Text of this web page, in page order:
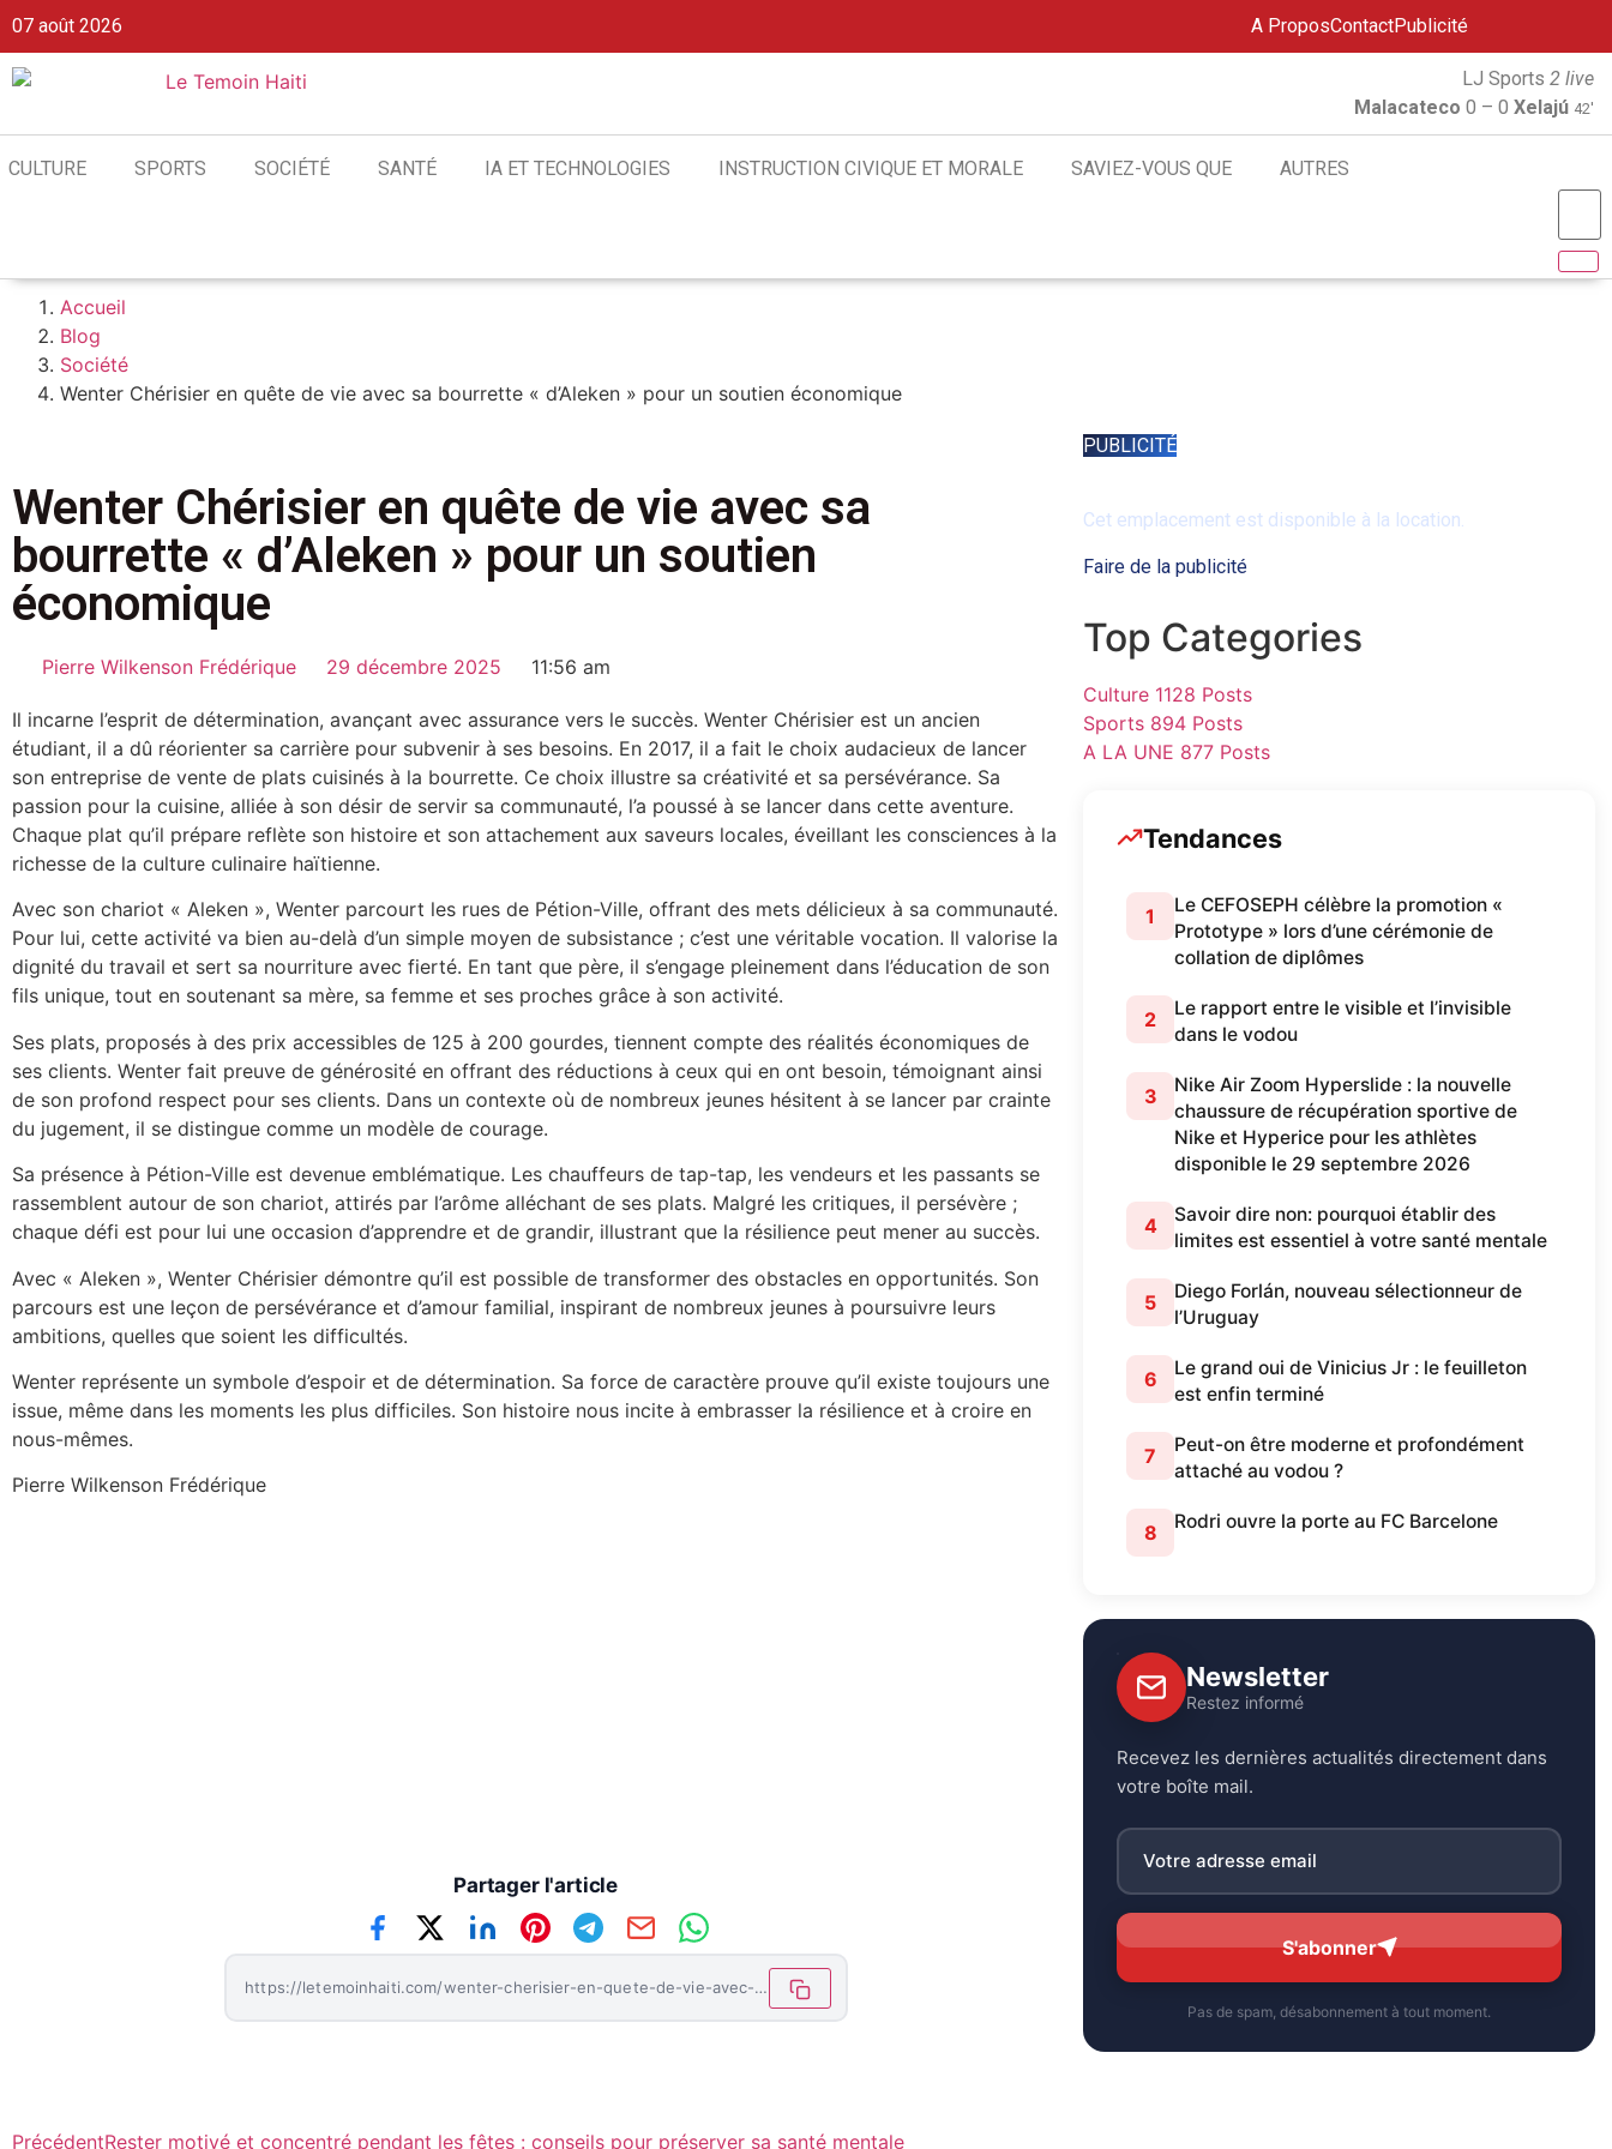
07 août 2026 A ProposContactPublicité
LJ Sports 2 live
Malacateco 0 – 0 Xelajú 42'
CULTURE SPORTS SOCIÉTÉ SANTÉ IA ET TECHNOLOGIES INSTRUCTION CIVIQUE ET MORALE SAVIEZ-VOUS QUE AUTRES
Accueil
Blog
Société
Wenter Chérisier en quête de vie avec sa bourrette « d’Aleken » pour un soutien économique
Wenter Chérisier en quête de vie avec sa
bourrette « d’Aleken » pour un soutien
économique
Pierre Wilkenson Frédérique 29 décembre 2025 11:56 am
Il incarne l’esprit de détermination, avançant avec assurance vers le succès. Wenter Chérisier est un ancien
étudiant, il a dû réorienter sa carrière pour subvenir à ses besoins. En 2017, il a fait le choix audacieux de lancer
son entreprise de vente de plats cuisinés à la bourrette. Ce choix illustre sa créativité et sa persévérance. Sa
passion pour la cuisine, alliée à son désir de servir sa communauté, l’a poussé à se lancer dans cette aventure.
Chaque plat qu’il prépare reflète son histoire et son attachement aux saveurs locales, éveillant les consciences à la
richesse de la culture culinaire haïtienne.
Avec son chariot « Aleken », Wenter parcourt les rues de Pétion-Ville, offrant des mets délicieux à sa communauté.
Pour lui, cette activité va bien au-delà d’un simple moyen de subsistance ; c’est une véritable vocation. Il valorise la
dignité du travail et sert sa nourriture avec fierté. En tant que père, il s’engage pleinement dans l’éducation de son
fils unique, tout en soutenant sa mère, sa femme et ses proches grâce à son activité.
Ses plats, proposés à des prix accessibles de 125 à 200 gourdes, tiennent compte des réalités économiques de
ses clients. Wenter fait preuve de générosité en offrant des réductions à ceux qui en ont besoin, témoignant ainsi
de son profond respect pour ses clients. Dans un contexte où de nombreux jeunes hésitent à se lancer par crainte
du jugement, il se distingue comme un modèle de courage.
Sa présence à Pétion-Ville est devenue emblématique. Les chauffeurs de tap-tap, les vendeurs et les passants se
rassemblent autour de son chariot, attirés par l’arôme alléchant de ses plats. Malgré les critiques, il persévère ;
chaque défi est pour lui une occasion d’apprendre et de grandir, illustrant que la résilience peut mener au succès.
Avec « Aleken », Wenter Chérisier démontre qu’il est possible de transformer des obstacles en opportunités. Son
parcours est une leçon de persévérance et d’amour familial, inspirant de nombreux jeunes à poursuivre leurs
ambitions, quelles que soient les difficultés.
Wenter représente un symbole d’espoir et de détermination. Sa force de caractère prouve qu’il existe toujours une
issue, même dans les moments les plus difficiles. Son histoire nous incite à embrasser la résilience et à croire en
nous-mêmes.
Pierre Wilkenson Frédérique
Partager l'article
https://letemoinhaiti.com/wenter-cherisier-en-quete-de-vie-avec-sa-bourrette-daleken-pour-un-soutien-economique-2/
PrécédentRester motivé et concentré pendant les fêtes : conseils pour préserver sa santé mentale
PUBLICITÉ
Cet emplacement est disponible à la location.
Faire de la publicité
Top Categories
Culture 1128 Posts
Sports 894 Posts
A LA UNE 877 Posts
Tendances
1
Le CEFOSEPH célèbre la promotion «
Prototype » lors d’une cérémonie de
collation de diplômes
2
Le rapport entre le visible et l’invisible
dans le vodou
3
Nike Air Zoom Hyperslide : la nouvelle
chaussure de récupération sportive de
Nike et Hyperice pour les athlètes
disponible le 29 septembre 2026
4
Savoir dire non: pourquoi établir des
limites est essentiel à votre santé mentale
5
Diego Forlán, nouveau sélectionneur de
l’Uruguay
6
Le grand oui de Vinicius Jr : le feuilleton
est enfin terminé
7
Peut-on être moderne et profondément
attaché au vodou ?
8 Rodri ouvre la porte au FC Barcelone
Newsletter
Restez informé
Recevez les dernières actualités directement dans
votre boîte mail.
S'abonner
Pas de spam, désabonnement à tout moment.